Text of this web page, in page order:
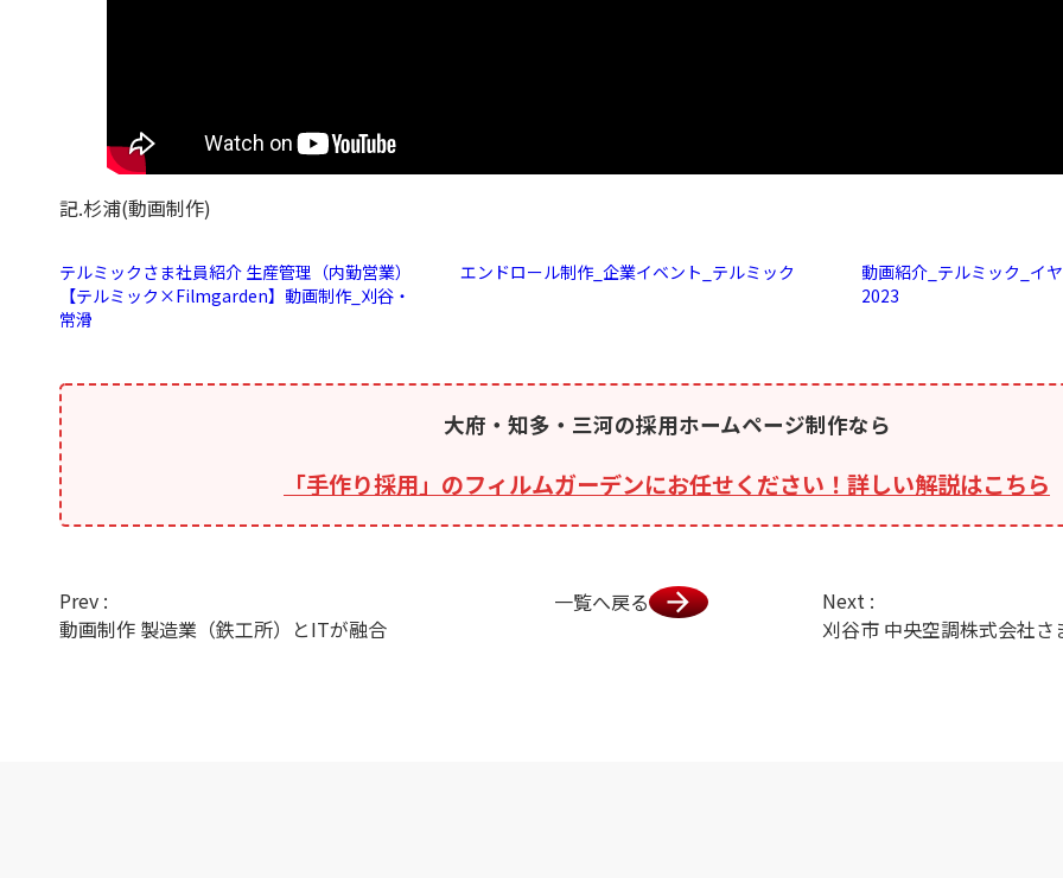
記.杉浦(動画制作)
テルミックさま社員紹介 生産管理（内勤営業）
【テルミック×Filmgarden】動画制作_刈谷・
常滑
エンドロール制作_企業イベント_テルミック
動画紹介_テルミック_イ
2023
大府・知多・三河の採用ホームページ制作なら
「手作り採用」のフィルムガーデンにお任せください！詳しい解説はこちら
Prev :
動画制作 製造業（鉄工所）とITが融合
一覧へ戻る
Next :